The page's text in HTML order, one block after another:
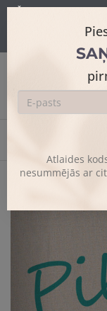
Atlaides
nesummējās ar
Dizaina
papildus funkciju